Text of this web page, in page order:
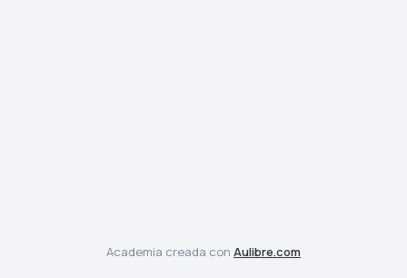
Academia creada con Aulibre.com